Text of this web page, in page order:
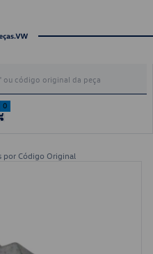
0
por Código Original